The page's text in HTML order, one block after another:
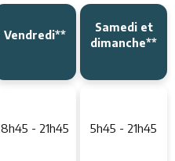
Vendredi**
Samedi et
dimanche**
8h45 - 21h45 5h45 - 21h45